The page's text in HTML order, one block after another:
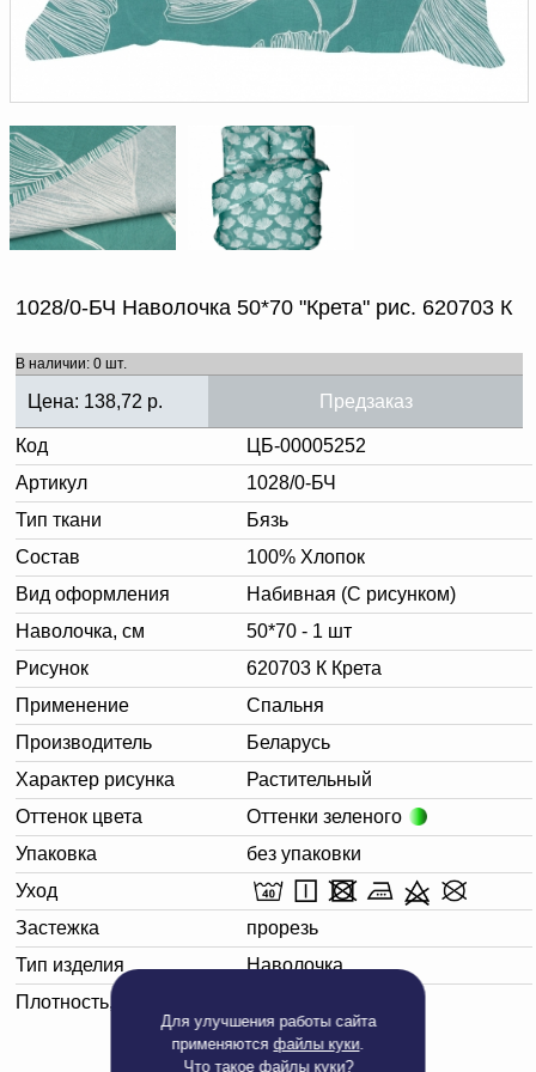
Для улучшения работы сайта
применяютсяфайлы куки.
Что такое файлы куки?
Доверенность на
получение груза
Документы по работе с
Письмо руководителю
Вопросы и ответы
Новости | Статьи
1028/0-БЧ Наволочка 50*70 "Крета" рис. 620703 К
В наличии: 0 шт.
Цена: 138,72 р. Предзаказ
Код
ЦБ-00005252
Артикул
1028/0-БЧ
Тип ткани
Бязь
Состав
100% Хлопок
Вид оформления
Набивная (С рисунком)
Наволочка, см
50*70 - 1 шт
Рисунок
620703 К Крета
Применение
Спальня
Производитель
Беларусь
Характер рисунка
Растительный
Оттенок цвета
Оттенки зеленого
Упаковка
без упаковки
Уход
Застежка
прорезь
Тип изделия
Наволочка
Плотность, г/м²